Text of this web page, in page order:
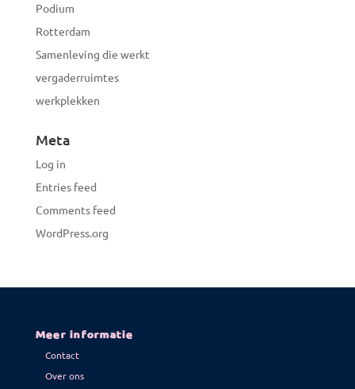
Podium
Rotterdam
Samenleving die werkt
vergaderruimtes
werkplekken
Meta
Log in
Entries feed
Comments feed
WordPress.org
Meer informatie
Contact
Over ons